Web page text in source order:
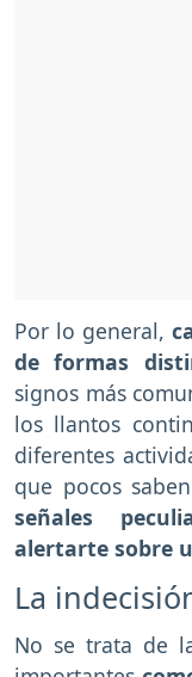
Por lo general,
de formas
signos más
los llantos
diferentes
que pocos
señales
alertarte sobre
La
No se trata de